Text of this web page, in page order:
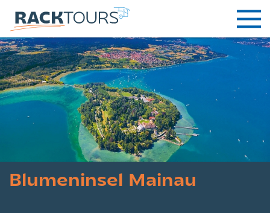
Blumeninsel Mainau